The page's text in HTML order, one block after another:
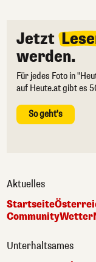
Jetzt
werden.
Für jedes Foto in
auf Heute.at gibt es
So geht's
Aktuelles
Startseite
CommunityWetter
Unterhaltsames